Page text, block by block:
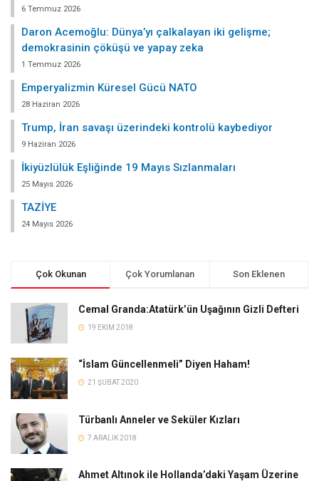
6 Temmuz 2026
Daron Acemoğlu: Dünya’yı çalkalayan iki gelişme;
demokrasinin çöküşü ve yapay zeka
1 Temmuz 2026
Emperyalizmin Küresel Gücü NATO
28 Haziran 2026
Trump, İran savaşı üzerindeki kontrolü kaybediyor
9 Haziran 2026
İkiyüzlülük Eşliğinde 19 Mayıs Sızlanmaları
25 Mayıs 2026
TAZİYE
24 Mayıs 2026
Çok Okunan Çok Yorumlanan Son Eklenen
Cemal Granda:Atatürk’ün Uşağının Gizli Defteri
19 EKIM 2018
“İslam Güncellenmeli” Diyen Haham!
21 ŞUBAT 2020
Türbanlı Anneler ve Seküler Kızları
7 ARALIK 2018
Ahmet Altınok ile Hollanda’daki Yaşam Üzerine